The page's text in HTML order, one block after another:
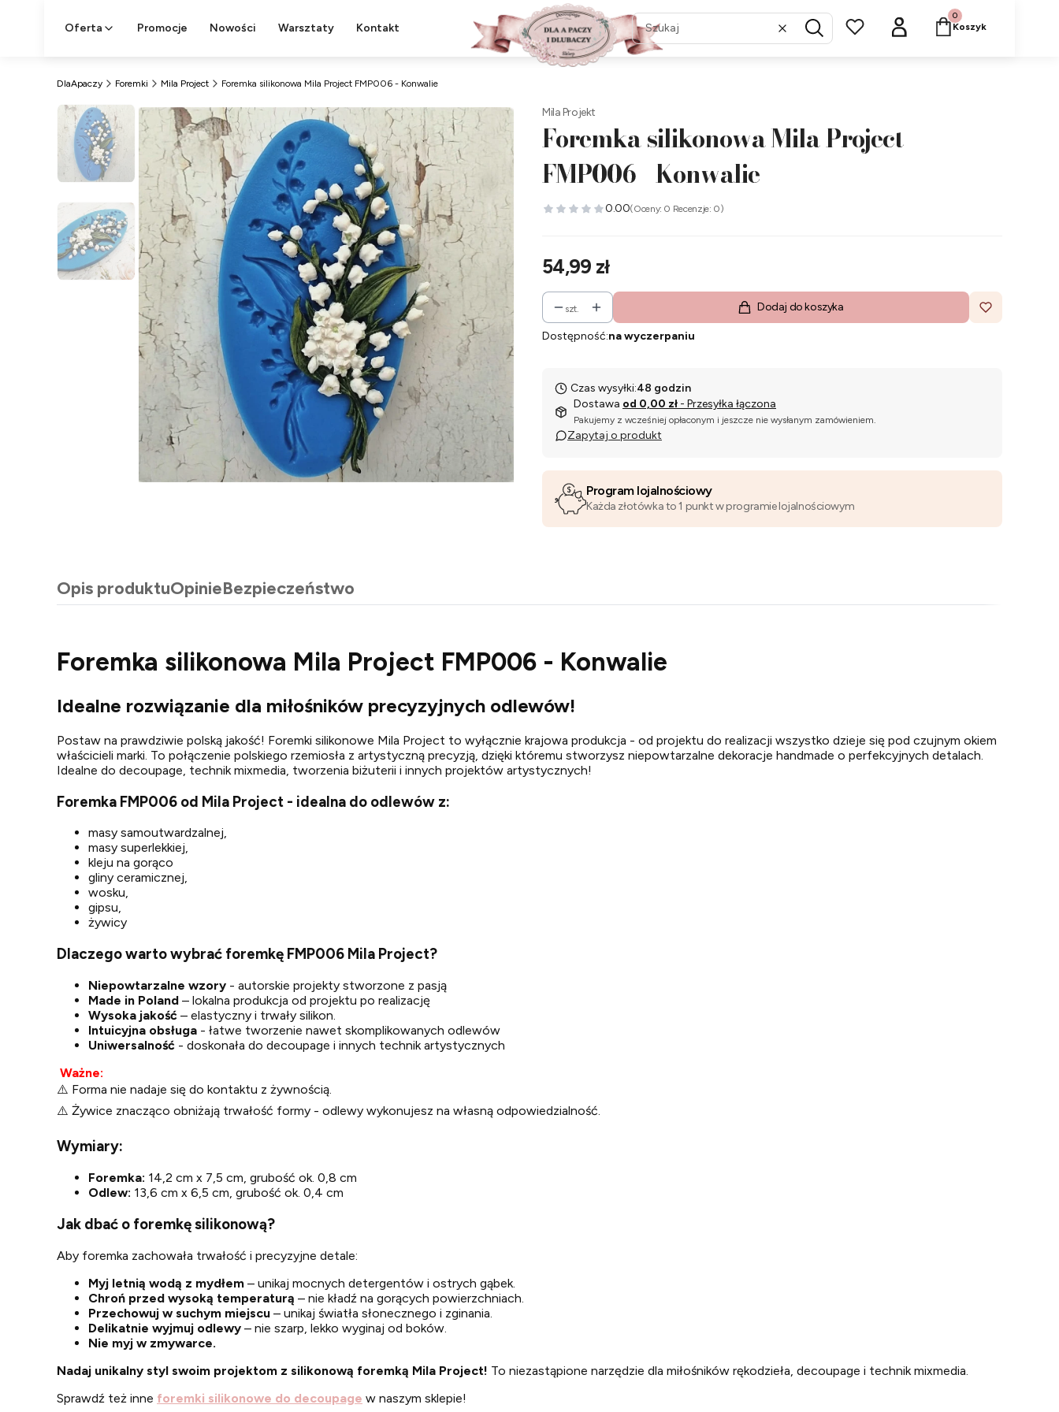
Oferta Promocje Nowości Warsztaty Kontakt WyczyśćSzukaj
Produkty w koszyku:
Koszyk
DlaApaczy Foremki Mila Project Foremka silikonowa Mila Project FMP006 - Konwalie
Mila Projekt
Foremka silikonowa Mila Project
FMP006 - Konwalie
0.00(Oceny: 0 Recenzje: 0)
Cena
54,99 zł
szt. Dodaj do koszyka
Dostępność:na wyczerpaniu
Czas wysyłki:48 godzin
Dostawa od 0,00 zł - Przesyłka łączona
Pakujemy z wcześniej opłaconym i jeszcze nie wysłanym zamówieniem.
Zapytaj o produkt
Program lojalnościowy
Każda złotówka to 1 punkt w programie lojalnościowym
Opis produktuOpinieBezpieczeństwo
Foremka silikonowa Mila Project FMP006 - Konwalie
Idealne rozwiązanie dla miłośników precyzyjnych odlewów!
Postaw na prawdziwie polską jakość! Foremki silikonowe Mila Project to wyłącznie krajowa produkcja - od projektu do realizacji wszystko dzieje się pod czujnym okiem
właścicieli marki. To połączenie polskiego rzemiosła z artystyczną precyzją, dzięki któremu stworzysz niepowtarzalne dekoracje handmade o perfekcyjnych detalach.
Idealne do decoupage, technik mixmedia, tworzenia biżuterii i innych projektów artystycznych!
Foremka FMP006 od Mila Project - idealna do odlewów z:
masy samoutwardzalnej,
masy superlekkiej,
kleju na gorąco
gliny ceramicznej,
wosku,
gipsu,
żywicy
Dlaczego warto wybrać foremkę FMP006 Mila Project?
Niepowtarzalne wzory - autorskie projekty stworzone z pasją
Made in Poland – lokalna produkcja od projektu po realizację
Wysoka jakość – elastyczny i trwały silikon.
Intuicyjna obsługa - łatwe tworzenie nawet skomplikowanych odlewów
Uniwersalność - doskonała do decoupage i innych technik artystycznych
Ważne:
⚠️ Forma nie nadaje się do kontaktu z żywnością.
⚠️ Żywice znacząco obniżają trwałość formy - odlewy wykonujesz na własną odpowiedzialność.
Wymiary:
Foremka: 14,2 cm x 7,5 cm, grubość ok. 0,8 cm
Odlew: 13,6 cm x 6,5 cm, grubość ok. 0,4 cm
Jak dbać o foremkę silikonową?
Aby foremka zachowała trwałość i precyzyjne detale:
Myj letnią wodą z mydłem – unikaj mocnych detergentów i ostrych gąbek.
Chroń przed wysoką temperaturą – nie kładź na gorących powierzchniach.
Przechowuj w suchym miejscu – unikaj światła słonecznego i zginania.
Delikatnie wyjmuj odlewy – nie szarp, lekko wyginaj od boków.
Nie myj w zmywarce.
Nadaj unikalny styl swoim projektom z silikonową foremką Mila Project! To niezastąpione narzędzie dla miłośników rękodzieła, decoupage i technik mixmedia.
Sprawdź też inne foremki silikonowe do decoupage w naszym sklepie!